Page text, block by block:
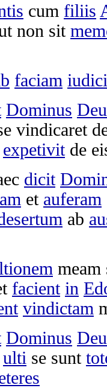
cum filiis
non sit
faciam
Dominus
vindicaret
expetivitde
dicit
et auferam
ab
facient in
vindictam
Dominus
ulti se sunt